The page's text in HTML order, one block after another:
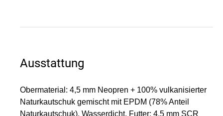
Ausstattung
Obermaterial: 4,5 mm Neopren + 100% vulkanisierter
Naturkautschuk gemischt mit EPDM (78% Anteil
Naturkautschuk). Wasserdicht. Futter: 4,5 mm SCR